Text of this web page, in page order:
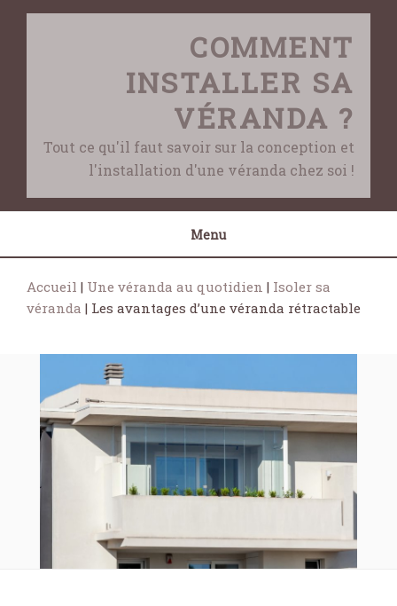
Skip
COMMENT
INSTALLER SA
VÉRANDA ?
Tout ce qu'il faut savoir sur la conception et
l'installation d'une véranda chez soi !
Menu
Accueil | Une véranda au quotidien | Isoler sa
véranda | Les avantages d’une véranda rétractable